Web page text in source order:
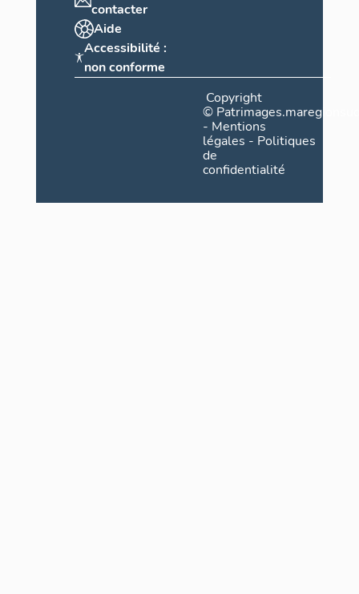
contacter
Aide
Accessibilité :
non conforme
Copyright
©
- Mentions
légales - Politiques
de
confidentialité